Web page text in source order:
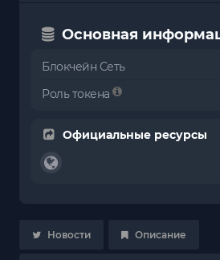
Основная
Блокчейн Сеть
Роль токена
Официальные ресурсы
Новости Описание